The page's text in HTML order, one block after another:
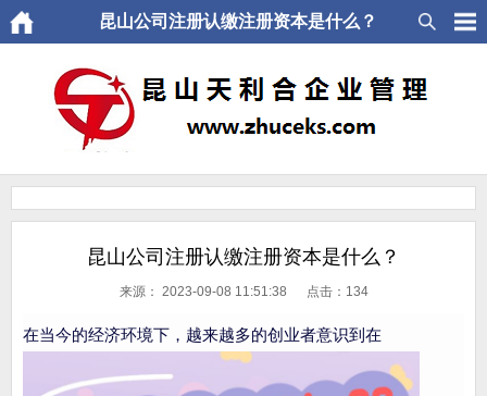
昆山公司注册认缴注册资本是什么？
昆山公司注册认缴注册资本是什么？
来源： 2023-09-08 11:51:38 点击： 134
在当今的经济环境下，越来越多的创业者意识到在